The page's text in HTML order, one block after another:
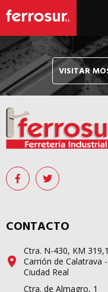
Le hacemos
sus pedidos de
VISITAR
CONTACTO
Ctra. N-430, KM
Carrión de Calatrava
Ciudad Real
Ctra. de Almagro, 1